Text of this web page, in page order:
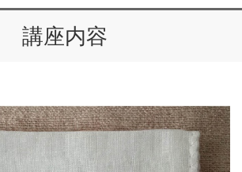
講座内容